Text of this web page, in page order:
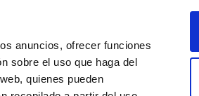
anuncios, ofrecer funciones
sobre el uso que haga del
quienes pueden
de privacidad
de privacidad redes
generales de la